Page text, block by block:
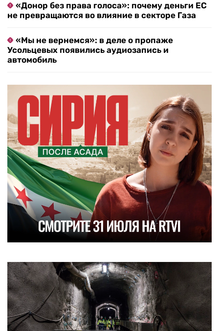
«Донор без права голоса»: почему деньги ЕС
не превращаются во влияние в секторе Газа
«Мы не вернемся»: в деле о пропаже
Усольцевых появились аудиозапись и
автомобиль